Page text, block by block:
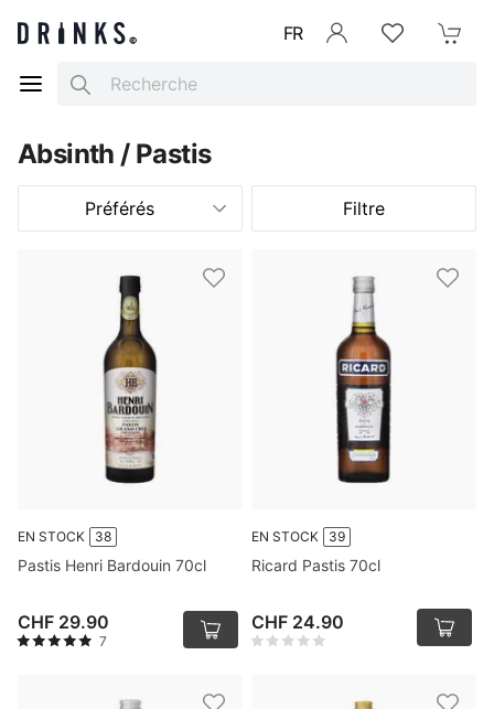
FR
Search
Absinth / Pastis
Préférés Filtre
EN STOCK 38
Pastis Henri Bardouin 70cl
CHF 29.90
7
EN STOCK 39
Ricard Pastis 70cl
CHF 24.90